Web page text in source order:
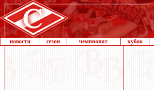
новости сезон чемпионат кубок